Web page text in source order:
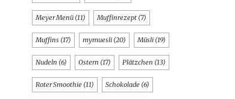
Meyer Menü (11) Muffinrezept (7)
Muffins (17) mymuesli (20) Müsli (19)
Nudeln (6) Ostern (17) Plätzchen (13)
Roter Smoothie (11) Schokolade (6)